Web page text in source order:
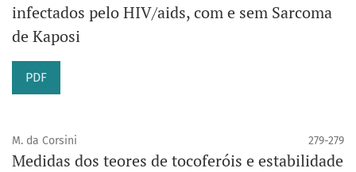
infectados pelo HIV/aids, com e sem Sarcoma
de Kaposi
PDF
M. da Corsini 279-279
Medidas dos teores de tocoferóis e estabilidade